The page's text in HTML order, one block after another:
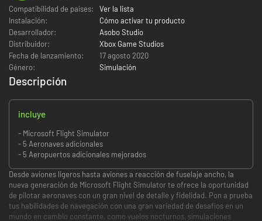
Compatibilidad de países:
Ver la lista
Instalación:
Cómo activar tu producto
Desarrollador:
Asobo Studio
Distribuidor:
Xbox Game Studios
Fecha de lanzamiento:
17 agosto 2020
Género:
Simulación
Descripción
incluye
- Microsoft Flight Simulator
- 5 Aeronaves adicionales
- 5 Aeropuertos adicionales mejorados
Desde aviones ligeros hasta aviones a reacción de fuselaje ancho, la
nueva generación de Microsoft Flight Simulator te ofrece la oportunidad
de pilotar aeronaves con un gran nivel de detalle y fidelidad. Pon a prueba
tus habilidades de navegación con una gran variedad de desafíos en un
mundo en cambio constante, como vuelos nocturnos, simulaciones